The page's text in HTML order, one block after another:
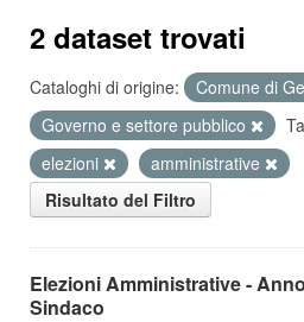
2 dataset trovati
Cataloghi di origine: Comune di
Governo e settore pubblico
elezioni
amministrative
Risultato del Filtro
Elezioni Amministrative -
Sindaco